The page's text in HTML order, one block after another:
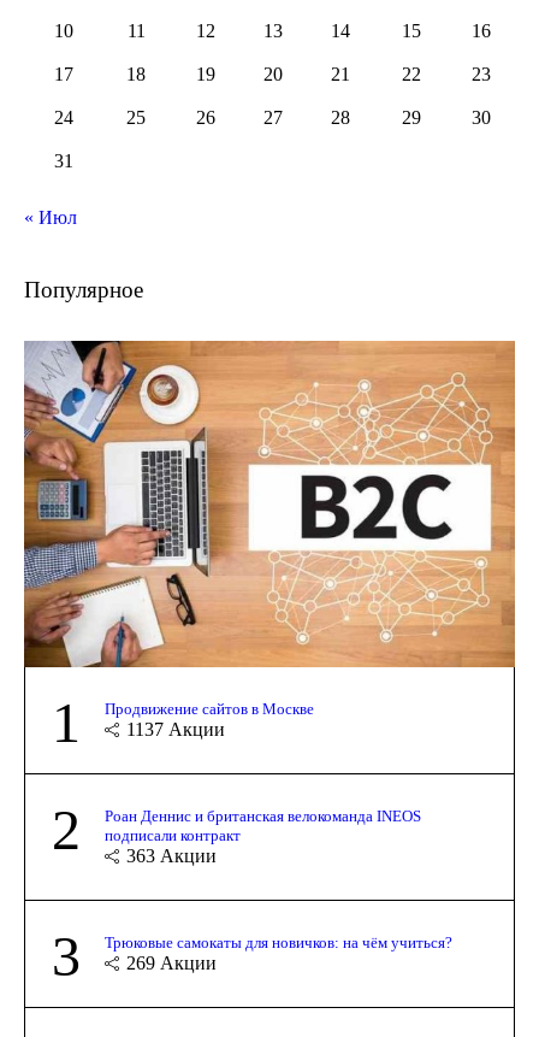
10 11 12 13 14 15 16
17 18 19 20 21 22 23
24 25 26 27 28 29 30
31
« Июл
Популярное
1 Продвижение сайтов в Москве
1137 Акции
2
Роан Деннис и британская велокоманда INEOS
подписали контракт
363 Акции
3 Трюковые самокаты для новичков: на чём учиться?
269 Акции